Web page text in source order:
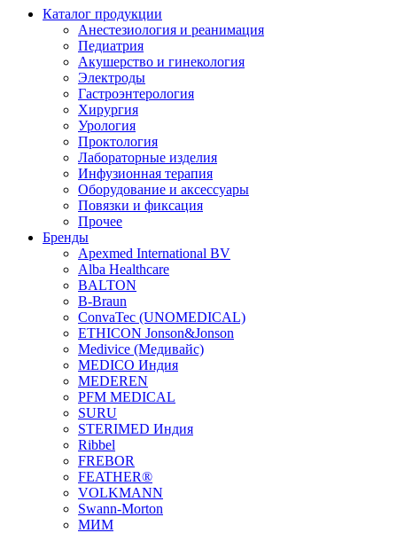
Каталог продукции
Анестезиология и реанимация
Педиатрия
Акушерство и гинекология
Электроды
Гастроэнтерология
Хирургия
Урология
Проктология
Лабораторные изделия
Инфузионная терапия
Оборудование и аксессуары
Повязки и фиксация
Прочее
Бренды
Apexmed International BV
Alba Healthcare
BALTON
B-Braun
ConvaTec (UNOMEDICAL)
ETHICON Jonson&Jonson
Medivice (Медивайс)
MEDICO Индия
MEDEREN
PFM MEDICAL
SURU
STERIMED Индия
Ribbel
FREBOR
FEATHER®
VOLKMANN
Swann-Morton
МИМ